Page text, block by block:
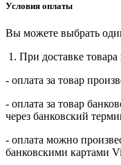
Условия оплаты
Вы можете выбрать
1. При доставке
- оплата за товар
- оплата за товар
через банковский
- оплата можно
банковскими картами